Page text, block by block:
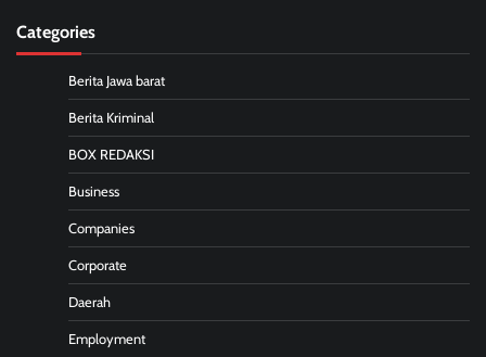
Categories
Berita Jawa barat
Berita Kriminal
BOX REDAKSI
Business
Companies
Corporate
Daerah
Employment